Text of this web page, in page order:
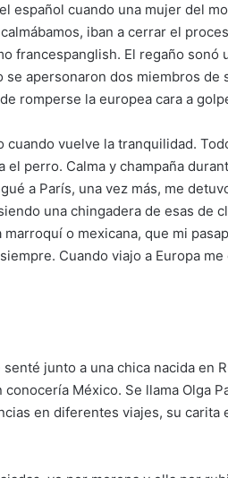
español cuando una mujer del
iban a cerrar el
francespanglish. El regaño sonó
se apersonaron dos miembros
romperse la europea cara a
cuando vuelve la tranquilidad.
el perro. Calma y champaña
a París, una vez más, me
una chingadera de esas de
o mexicana, que mi
Cuando viajo a Europa
junto a una chica nacida en
México. Se llama Olga
en diferentes viajes, su